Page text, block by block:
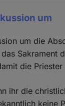
um
um die
Sakrament
die Priester
ihr die
keine